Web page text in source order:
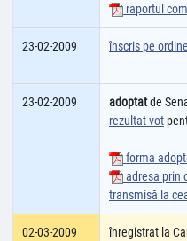
raportul
23-02-2009 înscris pe
23-02-2009 adoptatde
rezultat vot
forma
adresa prin
transmisă la
02-03-2009
înregistrat la